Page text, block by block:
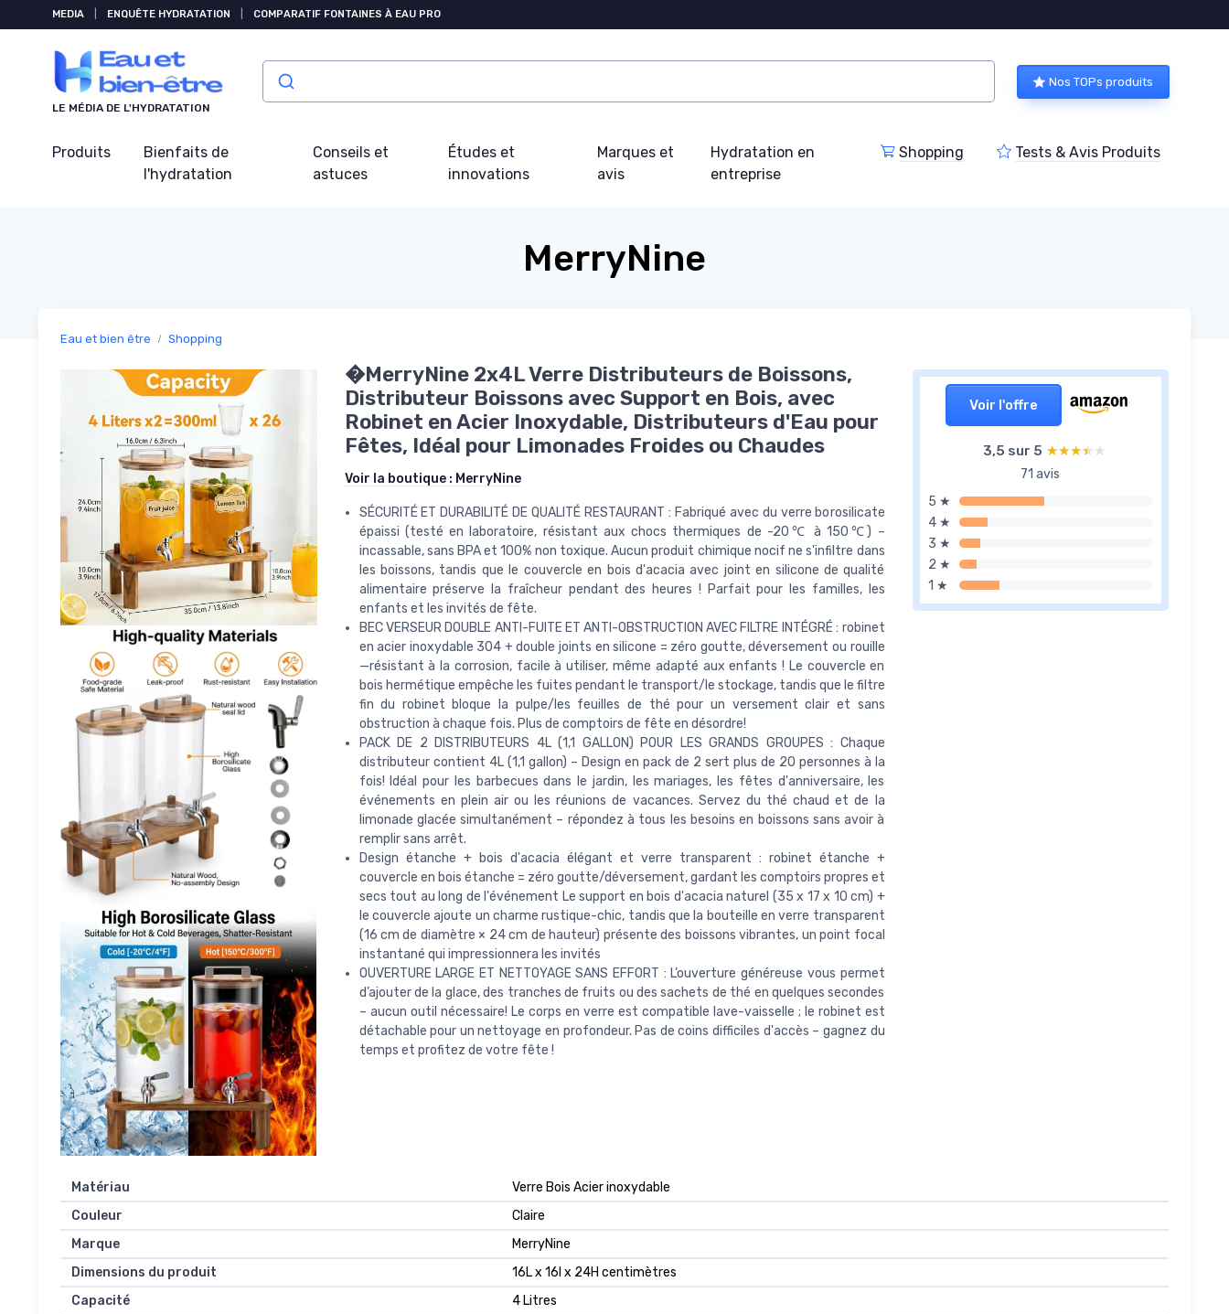
MEDIA ENQUÊTE HYDRATATION COMPARATIF FONTAINES À EAU PRO
LE MÉDIA DE L'HYDRATATION
Nos TOPs produits
Produits
Bienfaits de
l'hydratation
Conseils et
astuces
Études et
innovations
Marques et
avis
Hydratation en
entreprise
Shopping Tests & Avis Produits
MerryNine
Eau et bien être Shopping
Voir l'offre
3,5 sur 5 ★★★★★
★★★★★
71 avis
5 ★
4 ★
3 ★
2 ★
1 ★
�MerryNine 2x4L Verre Distributeurs de Boissons,
Distributeur Boissons avec Support en Bois, avec
Robinet en Acier Inoxydable, Distributeurs d'Eau pour
Fêtes, Idéal pour Limonades Froides ou Chaudes
Voir la boutique : MerryNine
SÉCURITÉ ET DURABILITÉ DE QUALITÉ RESTAURANT : Fabriqué avec du verre borosilicate
épaissi (testé en laboratoire, résistant aux chocs thermiques de -20℃ à 150℃) –
incassable, sans BPA et 100% non toxique. Aucun produit chimique nocif ne s'infiltre dans
les boissons, tandis que le couvercle en bois d'acacia avec joint en silicone de qualité
alimentaire préserve la fraîcheur pendant des heures ! Parfait pour les familles, les
enfants et les invités de fête.
BEC VERSEUR DOUBLE ANTI-FUITE ET ANTI-OBSTRUCTION AVEC FILTRE INTÉGRÉ : robinet
en acier inoxydable 304 + double joints en silicone = zéro goutte, déversement ou rouille
—résistant à la corrosion, facile à utiliser, même adapté aux enfants ! Le couvercle en
bois hermétique empêche les fuites pendant le transport/le stockage, tandis que le filtre
fin du robinet bloque la pulpe/les feuilles de thé pour un versement clair et sans
obstruction à chaque fois. Plus de comptoirs de fête en désordre!
PACK DE 2 DISTRIBUTEURS 4L (1,1 GALLON) POUR LES GRANDS GROUPES : Chaque
distributeur contient 4L (1,1 gallon) – Design en pack de 2 sert plus de 20 personnes à la
fois! Idéal pour les barbecues dans le jardin, les mariages, les fêtes d'anniversaire, les
événements en plein air ou les réunions de vacances. Servez du thé chaud et de la
limonade glacée simultanément – répondez à tous les besoins en boissons sans avoir à
remplir sans arrêt.
Design étanche + bois d'acacia élégant et verre transparent : robinet étanche +
couvercle en bois étanche = zéro goutte/déversement, gardant les comptoirs propres et
secs tout au long de l'événement Le support en bois d'acacia naturel (35 x 17 x 10 cm) +
le couvercle ajoute un charme rustique-chic, tandis que la bouteille en verre transparent
(16 cm de diamètre × 24 cm de hauteur) présente des boissons vibrantes, un point focal
instantané qui impressionnera les invités
OUVERTURE LARGE ET NETTOYAGE SANS EFFORT : L’ouverture généreuse vous permet
d’ajouter de la glace, des tranches de fruits ou des sachets de thé en quelques secondes
– aucun outil nécessaire! Le corps en verre est compatible lave-vaisselle ; le robinet est
détachable pour un nettoyage en profondeur. Pas de coins difficiles d'accès – gagnez du
temps et profitez de votre fête !
Matériau
Verre Bois Acier inoxydable
Couleur
Claire
Marque
MerryNine
Dimensions du produit
16L x 16l x 24H centimètres
Capacité
4 Litres
Panneau de gestion des cookies